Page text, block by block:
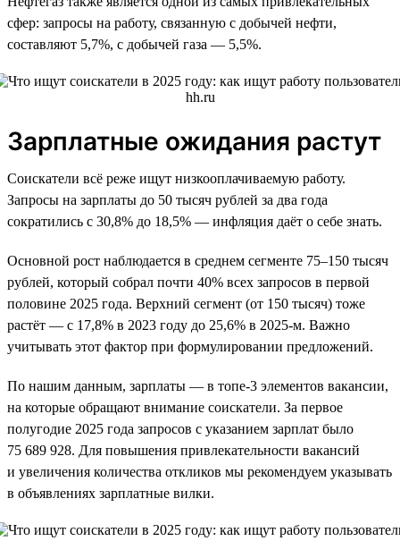
сфер: запросы на работу, связанную с добычей нефти,
составляют 5,7%, с добычей газа — 5,5%.
Зарплатные ожидания растут
Соискатели всё реже ищут низкооплачиваемую работу.
Запросы на зарплаты до 50 тысяч рублей за два года
сократились с 30,8% до 18,5% — инфляция даёт о себе знать.
Основной рост наблюдается в среднем сегменте 75–150 тысяч
рублей, который собрал почти 40% всех запросов в первой
половине 2025 года. Верхний сегмент (от 150 тысяч) тоже
растёт — с 17,8% в 2023 году до 25,6% в 2025-м. Важно
учитывать этот фактор при формулировании предложений.
По нашим данным, зарплаты — в топе-3 элементов вакансии,
на которые обращают внимание соискатели. За первое
полугодие 2025 года запросов с указанием зарплат было
75 689 928. Для повышения привлекательности вакансий
и увеличения количества откликов мы рекомендуем указывать
в объявлениях зарплатные вилки.